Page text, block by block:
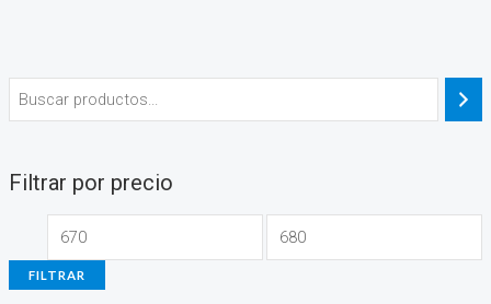
Filtrar por precio
FILTRAR